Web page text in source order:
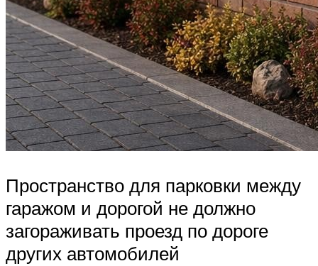
Пространство для парковки между
гаражом и дорогой не должно
загораживать проезд по дороге
других автомобилей